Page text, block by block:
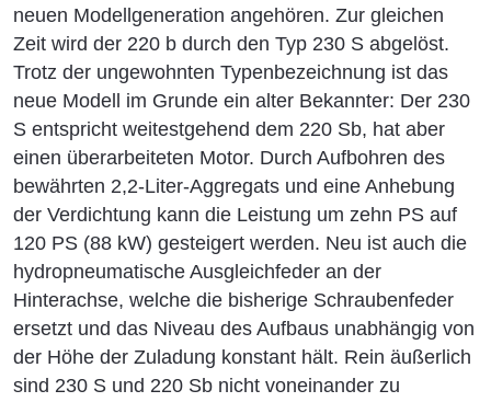
neuen Modellgeneration angehören. Zur gleichen
Zeit wird der 220 b durch den Typ 230 S abgelöst.
Trotz der ungewohnten Typenbezeichnung ist das
neue Modell im Grunde ein alter Bekannter: Der 230
S entspricht weitestgehend dem 220 Sb, hat aber
einen überarbeiteten Motor. Durch Aufbohren des
bewährten 2,2-Liter-Aggregats und eine Anhebung
der Verdichtung kann die Leistung um zehn PS auf
120 PS (88 kW) gesteigert werden. Neu ist auch die
hydropneumatische Ausgleichfeder an der
Hinterachse, welche die bisherige Schraubenfeder
ersetzt und das Niveau des Aufbaus unabhängig von
der Höhe der Zuladung konstant hält. Rein äußerlich
sind 230 S und 220 Sb nicht voneinander zu